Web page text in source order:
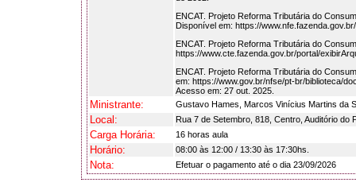
ENCAT. Projeto Reforma Tributária do
Disponível em: https://
ENCAT. Projeto Reforma Tributária do
https://www.cte.fazenda.gov.br/portal/
ENCAT. Projeto Reforma Tributária do
em: https://www.gov.br/nfse/pt-br/biblioteca/
Acesso em: 27 out. 2025.
Ministrante: Gustavo Hames, Marcos Vinícius Martins da
Local: Rua 7 de Setembro, 818, Centro, Auditório do
Carga Horária: 16 horas aula
Horário: 08:00 às 12:00 / 13:30 às 17:30hs.
Nota: Efetuar o pagamento até o dia 23/09/2026